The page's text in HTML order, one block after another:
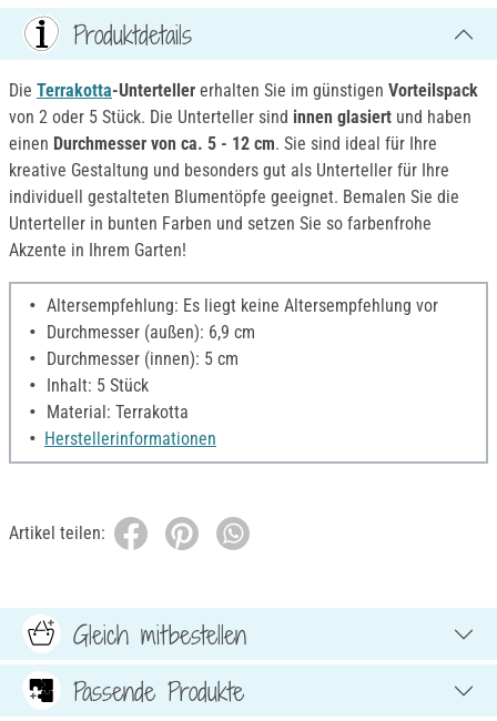
Produktdetails
Die Terrakotta-Unterteller erhalten Sie im günstigen Vorteilspack
von 2 oder 5 Stück. Die Unterteller sind innen glasiert und haben
einen Durchmesser von ca. 5 - 12 cm. Sie sind ideal für Ihre
kreative Gestaltung und besonders gut als Unterteller für Ihre
individuell gestalteten Blumentöpfe geeignet. Bemalen Sie die
Unterteller in bunten Farben und setzen Sie so farbenfrohe
Akzente in Ihrem Garten!
Altersempfehlung: Es liegt keine Altersempfehlung vor
Durchmesser (außen): 6,9 cm
Durchmesser (innen): 5 cm
Inhalt: 5 Stück
Material: Terrakotta
Herstellerinformationen
Artikel teilen:
Gleich mitbestellen
Passende Produkte